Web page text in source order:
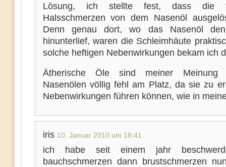
Lösung, ich stellte fest, dass die
Halsschmerzen von dem Nasenöl
Denn genau dort, wo das Nasenöl
hinunterlief, waren die Schleimhäute
solche heftigen Nebenwirkungen bekam ich
Ätherische Öle sind meiner
Nasenölen völlig fehl am Platz, da sie zu
Nebenwirkungen führen können, wie in
iris 10. Januar 2010 um 18:41
ich habe seit einem jahr
bauchschmerzen dann brustschmerzen